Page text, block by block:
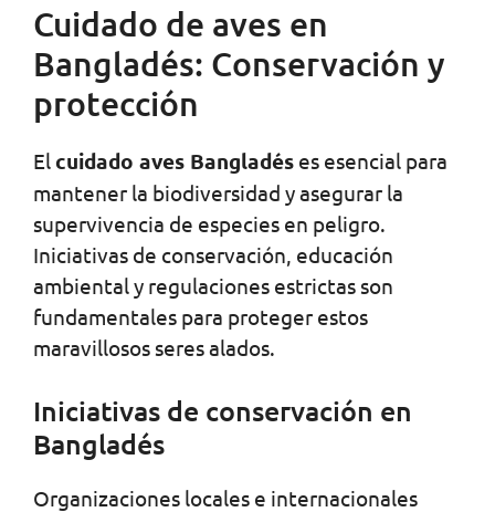
Cuidado de aves en
Bangladés: Conservación y
protección
Elcuidado aves Bangladés es esencial para
mantener la biodiversidad y asegurar la
supervivencia de especies en peligro.
Iniciativas de conservación, educación
ambiental y regulaciones estrictas son
fundamentales para proteger estos
maravillosos seres alados.
Iniciativas de conservación en
Bangladés
Organizaciones locales e internacionales